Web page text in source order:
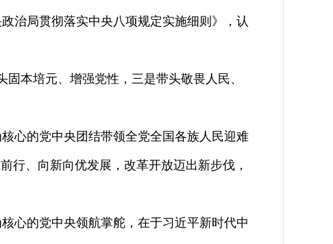
治局贯彻落实中央八项规定实施细则》，认
本培元、增强党性，三是带头敬畏人民、
心的党中央团结带领全党全国各族人民迎难
行、向新向优发展，改革开放迈出新步伐，
的党中央领航掌舵，在于习近平新时代中